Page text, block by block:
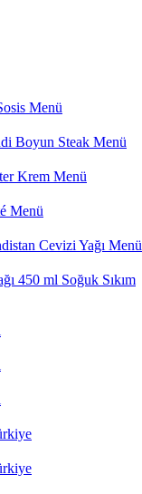
Menü
Boyun Steak Menü
Krem Menü
Menü
Cevizi Yağı Menü
450 ml Soğuk Sıkım